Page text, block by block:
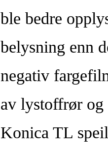
ble bedre
belysning enn
negativ
av lystoffrør og
Konica TL